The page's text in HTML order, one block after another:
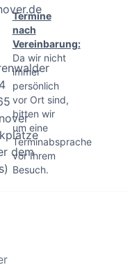
dem
Termine
nach
Vereinbarung:
Da wir nicht
immer
persönlich
vor Ort sind,
bitten wir
um eine
Terminabsprache
vor Ihrem
Besuch.